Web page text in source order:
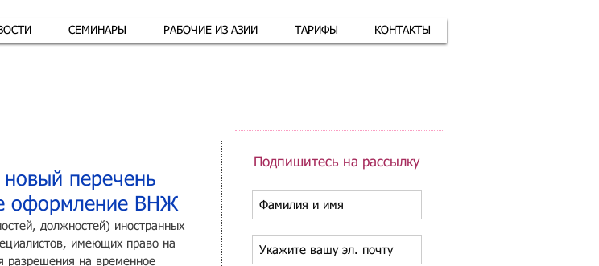
СЕМИНАРЫ РАБОЧИЕ ИЗ АЗИИ ТАРИФЫ КОНТАКТЫ
перечень
оформление ВНЖ
должностей) иностранных
имеющих право на
разрешения на временное
Подпишитесь на рассылку